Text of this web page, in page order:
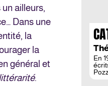
ailleurs,
Dans une
la
la
général et
.
En